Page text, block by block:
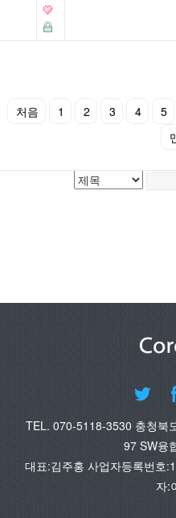
처음 1 2 3 4 5
TEL. 070-5118-3530 충청북
97 SW융
대표:김주홍 사업자등록번호
자: